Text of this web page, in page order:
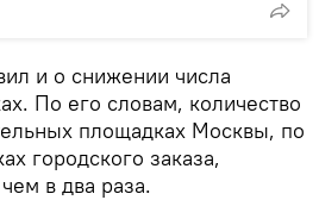
и о снижении числа
По его словам, количество
площадках Москвы, по
городского заказа,
в два раза.